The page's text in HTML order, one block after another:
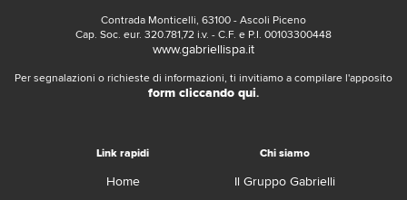
Contrada Monticelli, 63100 - Ascoli Piceno
Cap. Soc. eur. 320.781,72 i.v. - C.F. e P.I. 00103300448
www.gabriellispa.it
Per segnalazioni o richieste di informazioni, ti invitiamo a compilare l'apposito
form cliccando qui.
Link rapidi
Home
Chi siamo
Il Gruppo Gabrielli